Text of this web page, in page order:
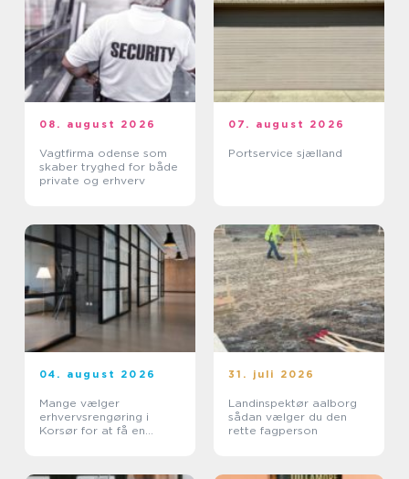
08. august 2026
Vagtfirma odense som
skaber tryghed for både
private og erhverv
07. august 2026
Portservice sjælland
04. august 2026
Mange vælger
erhvervsrengøring i
Korsør for at få en
31. juli 2026
Landinspektør aalborg
sådan vælger du den
rette fagperson